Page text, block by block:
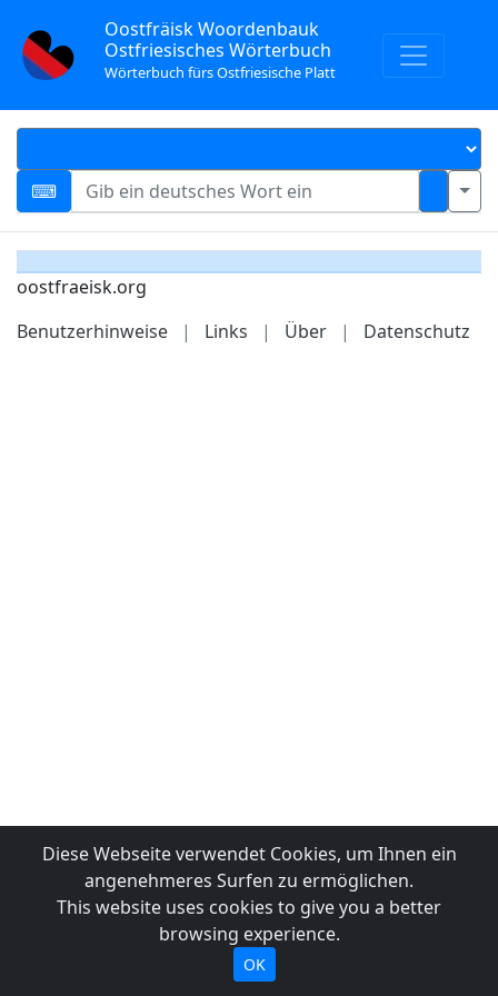
Oostfräisk Woordenbauk
Ostfriesisches Wörterbuch
Wörterbuch fürs Ostfriesische Platt
oostfraeisk.org
Benutzerhinweise
| Links | Über | Datenschutz
Diese Webseite verwendet Cookies, um Ihnen ein
angenehmeres Surfen zu ermöglichen.
This website uses cookies to give you a better
browsing experience.
OK